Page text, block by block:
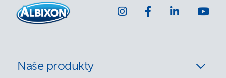
Naše produkty